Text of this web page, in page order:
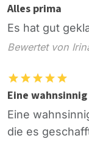
Alles prima
Es hat gut
Bewertet von
Eine
Eine
die es